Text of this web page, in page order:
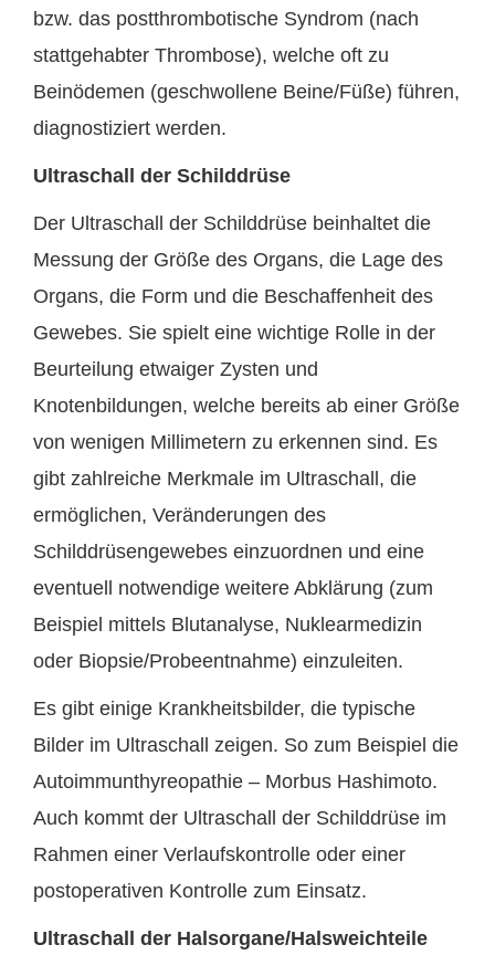
bzw. das postthrombotische Syndrom (nach
stattgehabter Thrombose), welche oft zu
Beinödemen (geschwollene Beine/Füße) führen,
diagnostiziert werden.
Ultraschall der Schilddrüse
Der Ultraschall der Schilddrüse beinhaltet die
Messung der Größe des Organs, die Lage des
Organs, die Form und die Beschaffenheit des
Gewebes. Sie spielt eine wichtige Rolle in der
Beurteilung etwaiger Zysten und
Knotenbildungen, welche bereits ab einer Größe
von wenigen Millimetern zu erkennen sind. Es
gibt zahlreiche Merkmale im Ultraschall, die
ermöglichen, Veränderungen des
Schilddrüsengewebes einzuordnen und eine
eventuell notwendige weitere Abklärung (zum
Beispiel mittels Blutanalyse, Nuklearmedizin
oder Biopsie/Probeentnahme) einzuleiten.
Es gibt einige Krankheitsbilder, die typische
Bilder im Ultraschall zeigen. So zum Beispiel die
Autoimmunthyreopathie – Morbus Hashimoto.
Auch kommt der Ultraschall der Schilddrüse im
Rahmen einer Verlaufskontrolle oder einer
postoperativen Kontrolle zum Einsatz.
Ultraschall der Halsorgane/Halsweichteile